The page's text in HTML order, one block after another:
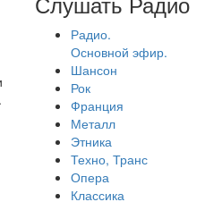
Радио.
Основной эфир.
Шансон
Рок
Франция
Металл
Этника
Техно, Транс
Опера
Классика